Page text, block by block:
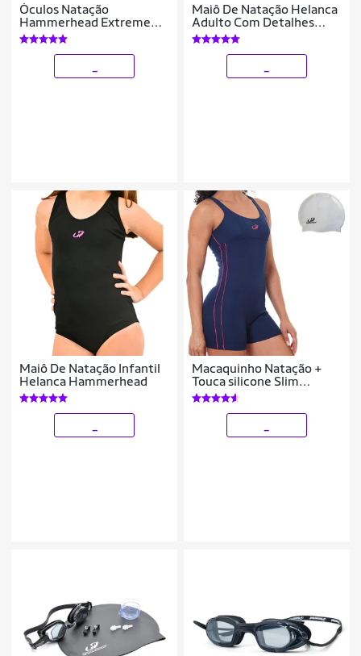
Óculos Natação
Hammerhead Extreme
Junior Triathlon Mascara
Maiô De Natação Helanca
Adulto Com Detalhes
Hammerhead
Maiô De Natação Infantil
Helanca Hammerhead
Macaquinho Natação +
Touca silicone Slim